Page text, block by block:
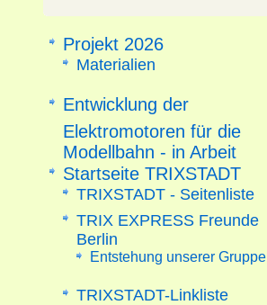
Projekt 2026
Materialien
Entwicklung der
Elektromotoren für die
Modellbahn - in Arbeit
Startseite TRIXSTADT
TRIXSTADT - Seitenliste
TRIX EXPRESS Freunde
Berlin
Entstehung unserer Gruppe
TRIXSTADT-Linkliste